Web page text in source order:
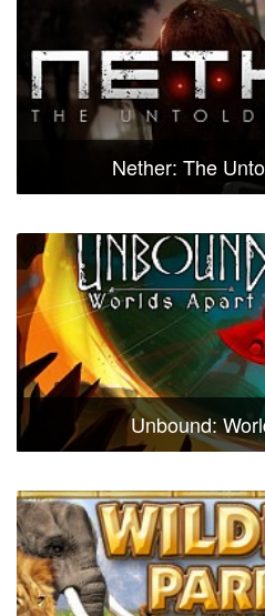
Nether: The
Unbound: